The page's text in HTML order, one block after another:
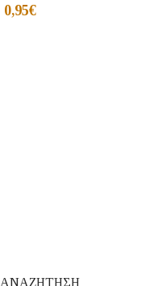
0,95€
ΑΝΑΖΗΤΗΣΗ